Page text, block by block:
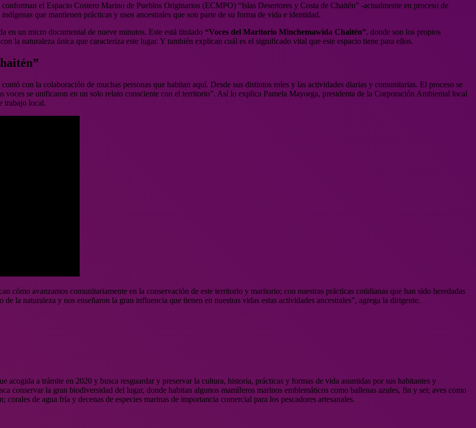
el Espacio Costero Marino de Pueblos Originarios (ECMPO) “Islas Desertores y Costa de Chaitén” -actualmente en proceso de
que mantienen prácticas y usos ancestrales que son parte de su forma de vida e identidad.
en un micro documental de nueve minutos. Este está titulado “Voces del Maritorio Minchemawida Chaitén”, donde son los propios
la naturaleza única que caracteriza este lugar. Y también explican cuál es el significado vital que este espacio tiene para ellos.
con la colaboración de muchas personas que habitan aquí. Desde sus distintos roles y las actividades diarias y comunitarias. El proceso se
voces se unificaron en un solo relato consciente con el territorio”. Así lo explica Pamela Mayorga, presidenta de la Corporación Ambiental local
trabajo local.
cómo avanzamos comunitariamente en la conservación de este territorio y maritorio; con nuestras prácticas cotidianas que han sido heredadas
la naturaleza y nos enseñaron la gran influencia que tienen en nuestras vidas estas actividades ancestrales”, agrega la dirigente.
acogida a trámite en 2020 y busca resguardar y preservar la cultura, historia, prácticas y formas de vida asumidas por sus habitantes y
conservar la gran biodiversidad del lugar, donde habitan algunos mamíferos marinos emblemáticos como ballenas azules, fin y sei; aves como
de agua fría y decenas de especies marinas de importancia comercial para los pescadores artesanales.